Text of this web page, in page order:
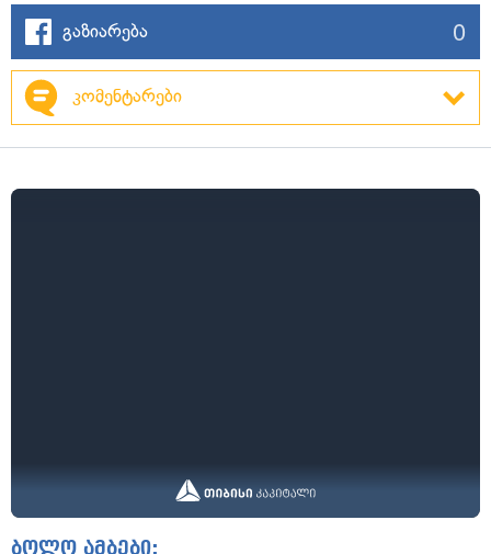
გაზიარება 0
კომენტარები
ბოლო ამბები: